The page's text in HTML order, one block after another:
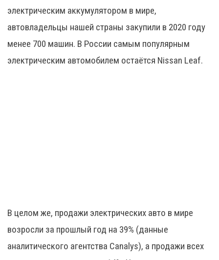
электрическим аккумулятором в мире,
автовладельцы нашей страны закупили в 2020 году
менее 700 машин. В России самым популярным
электрическим автомобилем остаётся Nissan Leaf.
В целом же, продажи электрических авто в мире
возросли за прошлый год на 39% (данные
аналитического агентства Canalys), а продажи всех